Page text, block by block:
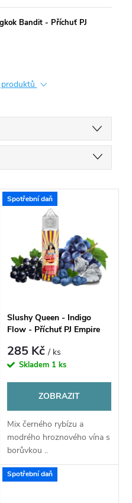
Bandit - Příchuť PJ
Spotřební daň
Slushy Queen - Indigo
Flow - Příchuť PJ Empire
285 Kč/ ks
Skladem 1 ks
ZOBRAZIT
Mix černého rybízu a
modrého hroznového vína s
borůvkou ..
Spotřební daň